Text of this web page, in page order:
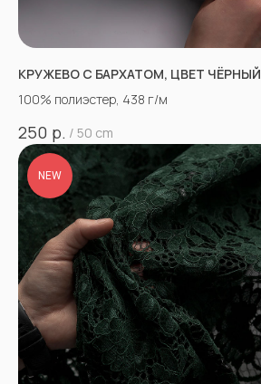
КРУЖЕВО С БАРХАТОМ, ЦВЕТ ЧЁРНЫЙ
100% полиэстер, 438 г/м
250 р. / 50 cm
NEW